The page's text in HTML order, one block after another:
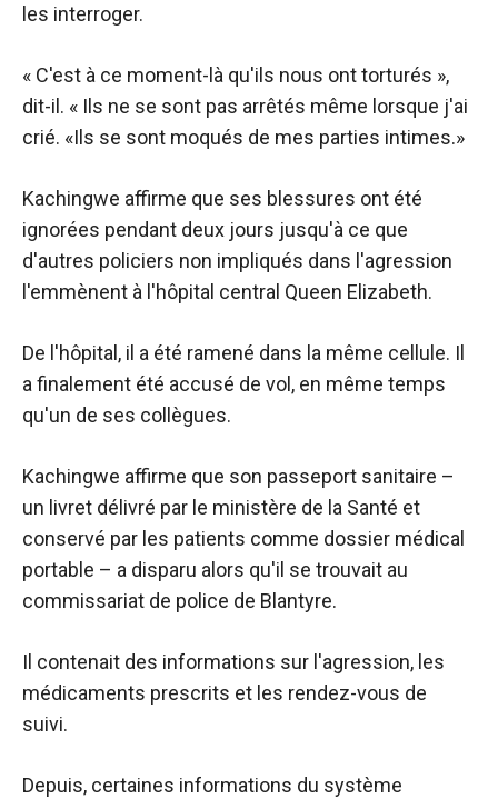
les interroger.
« C'est à ce moment-là qu'ils nous ont torturés »,
dit-il. « Ils ne se sont pas arrêtés même lorsque j'ai
crié. «Ils se sont moqués de mes parties intimes.»
Kachingwe affirme que ses blessures ont été
ignorées pendant deux jours jusqu'à ce que
d'autres policiers non impliqués dans l'agression
l'emmènent à l'hôpital central Queen Elizabeth.
De l'hôpital, il a été ramené dans la même cellule. Il
a finalement été accusé de vol, en même temps
qu'un de ses collègues.
Kachingwe affirme que son passeport sanitaire –
un livret délivré par le ministère de la Santé et
conservé par les patients comme dossier médical
portable – a disparu alors qu'il se trouvait au
commissariat de police de Blantyre.
Il contenait des informations sur l'agression, les
médicaments prescrits et les rendez-vous de
suivi.
Depuis, certaines informations du système